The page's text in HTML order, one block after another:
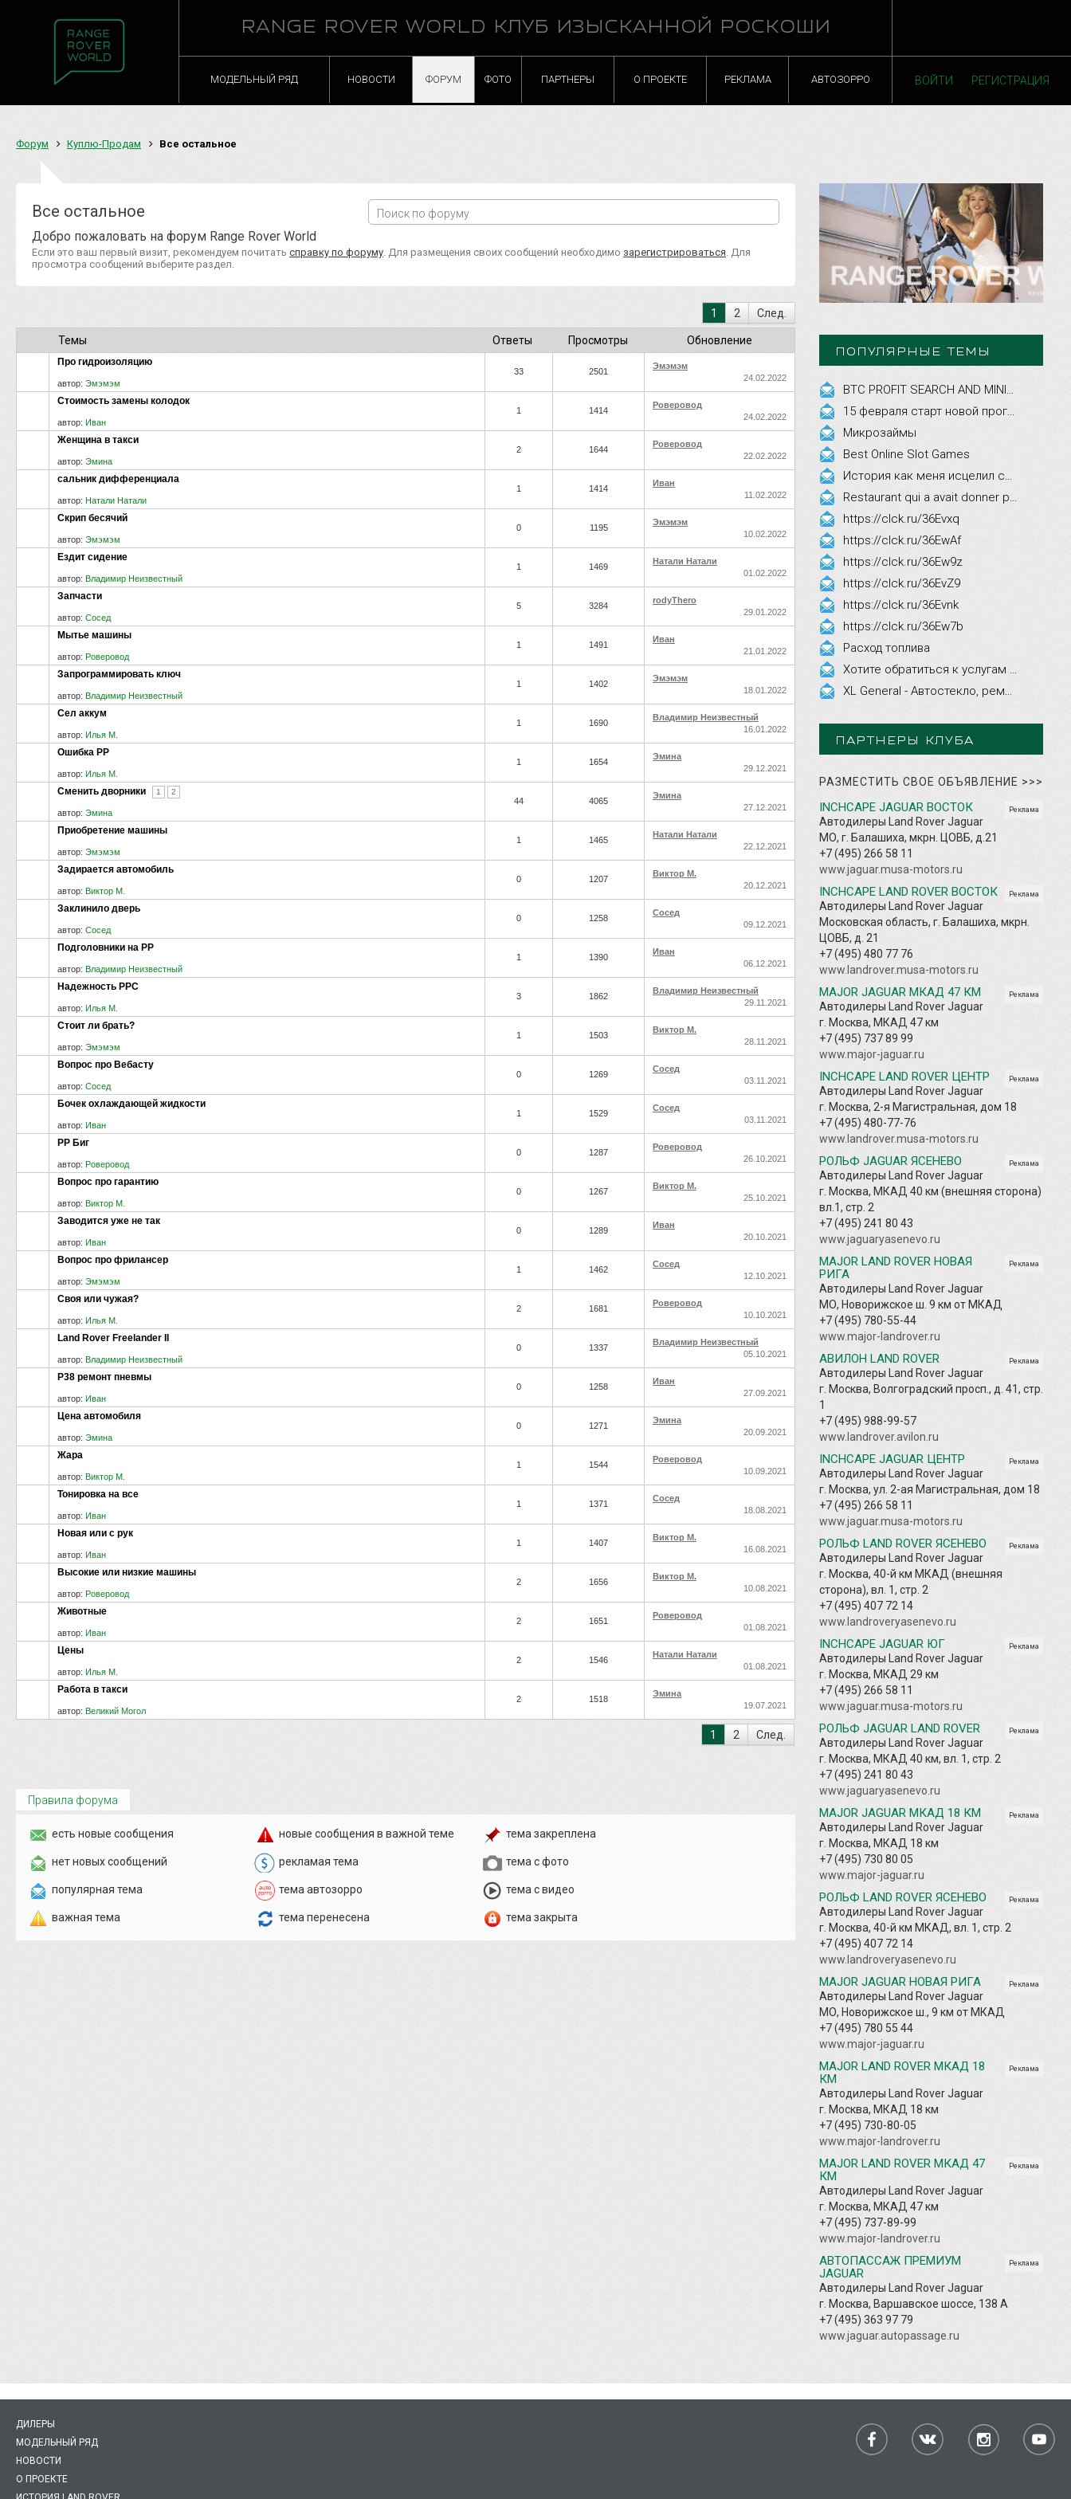
RANGE ROVER WORLD КЛУБ ИЗЫСКАННОЙ РОСКОШИ
МОДЕЛЬНЫЙ РЯД НОВОСТИ ФОРУМ ФОТО ПАРТНЕРЫ О ПРОЕКТЕ РЕКЛАМА АВТОЗОРРО ВОЙТИ РЕГИСТРАЦИЯ
Форум Куплю-Продам Все остальное
Все остальное
Добро пожаловать на форум Range Rover World
Если это ваш первый визит, рекомендуем почитать справку по форуму . Для размещения своих сообщений необходимо зарегистрироваться . Для
просмотра сообщений выберите раздел.
1 2 След.
Темы Ответы Просмотры Обновление
Про гидроизоляцию
автор: Эмэмэм
33 2501
Эмэмэм
24.02.2022
Стоимость замены колодок
автор: Иван
1 1414
Роверовод
24.02.2022
Женщина в такси
автор: Эмина
2 1644
Роверовод
22.02.2022
сальник дифференциала
автор: Натали Натали
1 1414
Иван
11.02.2022
Скрип бесячий
автор: Эмэмэм
0 1195
Эмэмэм
10.02.2022
Ездит сидение
автор: Владимир Неизвестный
1 1469
Натали Натали
01.02.2022
Запчасти
автор: Сосед
5 3284
rodyThero
29.01.2022
Мытье машины
автор: Роверовод
1 1491
Иван
21.01.2022
Запрограммировать ключ
автор: Владимир Неизвестный
1 1402
Эмэмэм
18.01.2022
Сел аккум
автор: Илья М.
1 1690
Владимир Неизвестный
16.01.2022
Ошибка РР
автор: Илья М.
1 1654
Эмина
29.12.2021
Сменить дворники 1 2
автор: Эмина
44 4065
Эмина
27.12.2021
Приобретение машины
автор: Эмэмэм
1 1465
Натали Натали
22.12.2021
Задирается автомобиль
автор: Виктор М.
0 1207
Виктор М.
20.12.2021
Заклинило дверь
автор: Сосед
0 1258
Сосед
09.12.2021
Подголовники на РР
автор: Владимир Неизвестный
1 1390
Иван
06.12.2021
Надежность РРС
автор: Илья М.
3 1862
Владимир Неизвестный
29.11.2021
Стоит ли брать?
автор: Эмэмэм
1 1503
Виктор М.
28.11.2021
Вопрос про Вебасту
автор: Сосед
0 1269
Сосед
03.11.2021
Бочек охлаждающей жидкости
автор: Иван
1 1529
Сосед
03.11.2021
РР Биг
автор: Роверовод
0 1287
Роверовод
26.10.2021
Вопрос про гарантию
автор: Виктор М.
0 1267
Виктор М.
25.10.2021
Заводится уже не так
автор: Иван
0 1289
Иван
20.10.2021
Вопрос про фрилансер
автор: Эмэмэм
1 1462
Сосед
12.10.2021
Своя или чужая?
автор: Илья М.
2 1681
Роверовод
10.10.2021
Land Rover Freelander II
автор: Владимир Неизвестный
0 1337
Владимир Неизвестный
05.10.2021
P38 ремонт пневмы
автор: Иван
0 1258
Иван
27.09.2021
Цена автомобиля
автор: Эмина
0 1271
Эмина
20.09.2021
Жара
автор: Виктор М.
1 1544
Роверовод
10.09.2021
Тонировка на все
автор: Иван
1 1371
Сосед
18.08.2021
Новая или с рук
автор: Иван
1 1407
Виктор М.
16.08.2021
Высокие или низкие машины
автор: Роверовод
2 1656
Виктор М.
10.08.2021
Животные
автор: Иван
2 1651
Роверовод
01.08.2021
Цены
автор: Илья М.
2 1546
Натали Натали
01.08.2021
Работа в такси
автор: Великий Могол
2 1518
Эмина
19.07.2021
1 2 След.
Правила форума
есть новые сообщения
нет новых сообщений
популярная тема
важная тема
новые сообщения в важной теме
рекламая тема
тема автозорро
тема перенесена
тема закреплена
тема с фото
тема с видео
тема закрыта
ПОПУЛЯРНЫЕ ТЕМЫ
Микрозаймы
Best Online Slot Games
https://clck.ru/36Evxq
https://clck.ru/36EwAf
https://clck.ru/36Ew9z
https://clck.ru/36EvZ9
https://clck.ru/36Evnk
https://clck.ru/36Ew7b
Расход топлива
ПАРТНЕРЫ КЛУБА
РАЗМЕСТИТЬ СВОЕ ОБЪЯВЛЕНИЕ >>>
Реклама
INCHCAPE JAGUAR ВОСТОК
Автодилеры Land Rover Jaguar
МО, г. Балашиха, мкрн. ЦОВБ, д.21
+7 (495) 266 58 11
www.jaguar.musa-motors.ru
Реклама
INCHCAPE LAND ROVER ВОСТОК
Автодилеры Land Rover Jaguar
Московская область, г. Балашиха, мкрн.
ЦОВБ, д. 21
+7 (495) 480 77 76
www.landrover.musa-motors.ru
Реклама
MAJOR JAGUAR МКАД 47 КМ
Автодилеры Land Rover Jaguar
г. Москва, МКАД 47 км
+7 (495) 737 89 99
www.major-jaguar.ru
Реклама
INCHCAPE LAND ROVER ЦЕНТР
Автодилеры Land Rover Jaguar
г. Москва, 2-я Магистральная, дом 18
+7 (495) 480-77-76
www.landrover.musa-motors.ru
Реклама
РОЛЬФ JAGUAR ЯСЕНЕВО
Автодилеры Land Rover Jaguar
г. Москва, МКАД 40 км (внешняя сторона)
вл.1, стр. 2
+7 (495) 241 80 43
www.jaguaryasenevo.ru
Реклама
MAJOR LAND ROVER НОВАЯ
РИГА
Автодилеры Land Rover Jaguar
МО, Новорижское ш. 9 км от МКАД
+7 (495) 780-55-44
www.major-landrover.ru
Реклама
АВИЛОН LAND ROVER
Автодилеры Land Rover Jaguar
г. Москва, Волгоградский просп., д. 41, стр.
1
+7 (495) 988-99-57
www.landrover.avilon.ru
Реклама
INCHCAPE JAGUAR ЦЕНТР
Автодилеры Land Rover Jaguar
г. Москва, ул. 2-ая Магистральная, дом 18
+7 (495) 266 58 11
www.jaguar.musa-motors.ru
Реклама
РОЛЬФ LAND ROVER ЯСЕНЕВО
Автодилеры Land Rover Jaguar
г. Москва, 40-й км МКАД (внешняя
сторона), вл. 1, стр. 2
+7 (495) 407 72 14
www.landroveryasenevo.ru
Реклама
INCHCAPE JAGUAR ЮГ
Автодилеры Land Rover Jaguar
г. Москва, МКАД 29 км
+7 (495) 266 58 11
www.jaguar.musa-motors.ru
Реклама
РОЛЬФ JAGUAR LAND ROVER
Автодилеры Land Rover Jaguar
г. Москва, МКАД 40 км, вл. 1, стр. 2
+7 (495) 241 80 43
www.jaguaryasenevo.ru
Реклама
MAJOR JAGUAR МКАД 18 КМ
Автодилеры Land Rover Jaguar
г. Москва, МКАД 18 км
+7 (495) 730 80 05
www.major-jaguar.ru
Реклама
РОЛЬФ LAND ROVER ЯСЕНЕВО
Автодилеры Land Rover Jaguar
г. Москва, 40-й км МКАД, вл. 1, стр. 2
+7 (495) 407 72 14
www.landroveryasenevo.ru
Реклама
MAJOR JAGUAR НОВАЯ РИГА
Автодилеры Land Rover Jaguar
МО, Новорижское ш., 9 км от МКАД
+7 (495) 780 55 44
www.major-jaguar.ru
Реклама
MAJOR LAND ROVER МКАД 18
КМ
Автодилеры Land Rover Jaguar
г. Москва, МКАД 18 км
+7 (495) 730-80-05
www.major-landrover.ru
Реклама
MAJOR LAND ROVER МКАД 47
КМ
Автодилеры Land Rover Jaguar
г. Москва, МКАД 47 км
+7 (495) 737-89-99
www.major-landrover.ru
Реклама
АВТОПАССАЖ ПРЕМИУМ
JAGUAR
Автодилеры Land Rover Jaguar
г. Москва, Варшавское шоссе, 138 А
+7 (495) 363 97 79
www.jaguar.autopassage.ru
ДИЛЕРЫ
МОДЕЛЬНЫЙ РЯД
НОВОСТИ
О ПРОЕКТЕ